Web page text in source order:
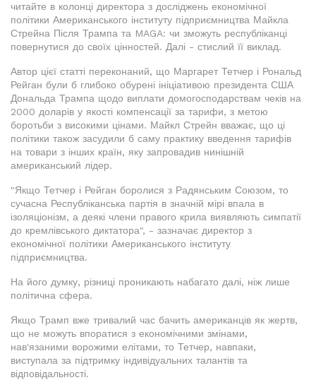
читайте в колонці директора з досліджень економічної
політики Американського інституту підприємництва Майкла
Стрейна Після Трампа та MAGA: чи зможуть республіканці
повернутися до своїх цінностей. Далі - стислий її виклад.
Автор цієї статті переконаний, що Маргарет Тетчер і Рональд
Рейган були б глибоко обурені ініціативою президента США
Дональда Трампа щодо виплати домогосподарствам чеків на
2000 доларів у якості компенсації за тарифи, з метою
боротьби з високими цінами. Майкл Стрейн вважає, що ці
політики також засудили б саму практику введення тарифів
на товари з інших країн, яку запровадив нинішній
американський лідер.
"Якщо Тетчер і Рейган боролися з Радянським Союзом, то
сучасна Республіканська партія в значній мірі впала в
ізоляціонізм, а деякі члени правого крила виявляють симпатії
до кремлівського диктатора", - зазначає директор з
економічної політики Американського інституту
підприємництва.
На його думку, різниці проникають набагато далі, ніж лише
політична сфера.
Якщо Трамп вже тривалий час бачить американців як жертв,
що не можуть впоратися з економічними змінами,
нав'язаними ворожими елітами, то Тетчер, навпаки,
виступала за підтримку індивідуальних талантів та
відповідальності.